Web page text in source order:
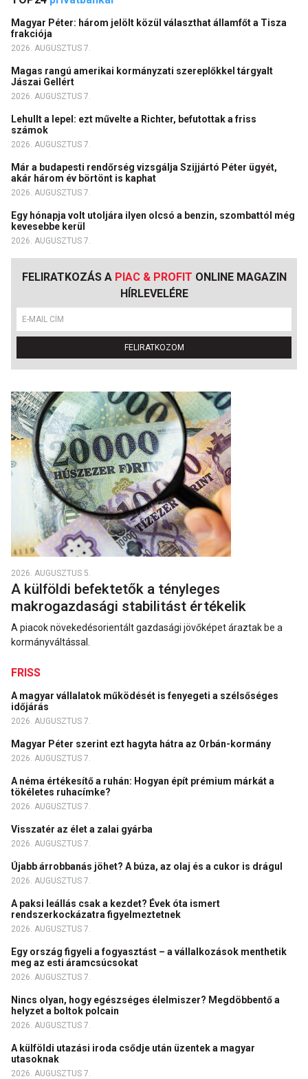
Magyar Péter: három jelölt közül választhat államfőt a Tisza
frakciója
2026. AUGUSZTUS 7.
Magas rangú amerikai kormányzati szereplőkkel tárgyalt
Jászai Gellért
2026. AUGUSZTUS 7.
Lehullt a lepel: ezt művelte a Richter, befutottak a friss
számok
2026. AUGUSZTUS 7.
Már a budapesti rendőrség vizsgálja Szijjártó Péter ügyét,
akár három év börtönt is kaphat
2026. AUGUSZTUS 7.
Egy hónapja volt utoljára ilyen olcsó a benzin, szombattól még
kevesebbe kerül
2026. AUGUSZTUS 7.
FELIRATKOZÁS A PIAC & PROFIT ONLINE MAGAZIN
HÍRLEVELÉRE
FELIRATKOZOM
2026. AUGUSZTUS 5.
A külföldi befektetők a tényleges
makrogazdasági stabilitást értékelik
A piacok növekedésorientált gazdasági jövőképet áraztak be a
kormányváltással.
FRISS
A magyar vállalatok működését is fenyegeti a szélsőséges
időjárás
2026. AUGUSZTUS 7.
Magyar Péter szerint ezt hagyta hátra az Orbán-kormány
2026. AUGUSZTUS 7.
A néma értékesítő a ruhán: Hogyan épít prémium márkát a
tökéletes ruhacímke?
2026. AUGUSZTUS 7.
Visszatér az élet a zalai gyárba
2026. AUGUSZTUS 7.
Újabb árrobbanás jöhet? A búza, az olaj és a cukor is drágul
2026. AUGUSZTUS 7.
A paksi leállás csak a kezdet? Évek óta ismert
rendszerkockázatra figyelmeztetnek
2026. AUGUSZTUS 7.
Egy ország figyeli a fogyasztást – a vállalkozások menthetik
meg az esti áramcsúcsokat
2026. AUGUSZTUS 7.
Nincs olyan, hogy egészséges élelmiszer? Megdöbbentő a
helyzet a boltok polcain
2026. AUGUSZTUS 7.
A külföldi utazási iroda csődje után üzentek a magyar
utasoknak
2026. AUGUSZTUS 7.